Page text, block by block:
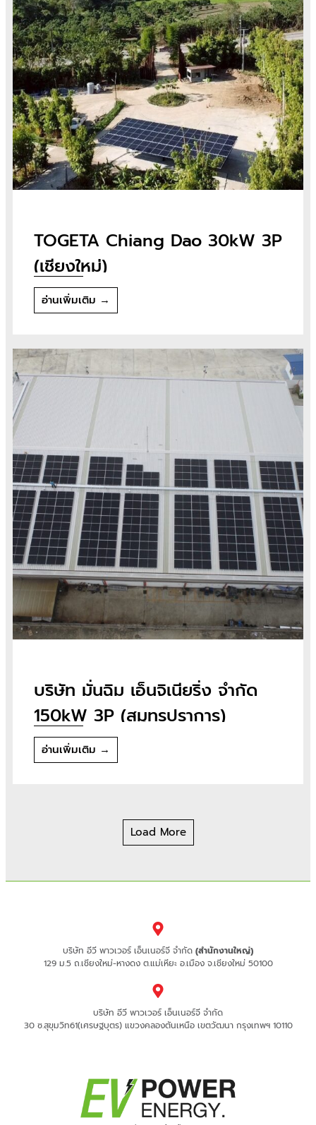
TOGETA Chiang Dao 30kW 3P
(เชียงใหม่)
อ่านเพิ่มเติม →
บริษัท มั่นฉิม เอ็นจิเนียริ่ง จำกัด
150kW 3P (สมุทรปราการ)
อ่านเพิ่มเติม →
Load More
บริษัท อีวี พาวเวอร์ เอ็นเนอร์จี จำกัด (สำนักงานใหญ่)
129 ม.5 ถ.เชียงใหม่-หางดง ต.แม่เหียะ อ.เมือง จ.เชียงใหม่ 50100
บริษัท อีวี พาวเวอร์ เอ็นเนอร์จี จำกัด
30 ซ.สุขุมวิท61(เศรษฐบุตร) แขวงคลองตันเหนือ เขตวัฒนา กรุงเทพฯ 10110